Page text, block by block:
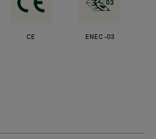
CE ENEC-03